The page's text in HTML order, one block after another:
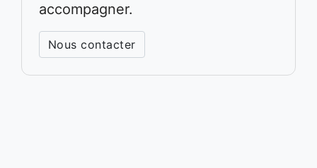
accompagner.
Nous contacter